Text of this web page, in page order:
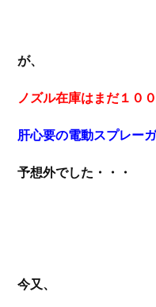
が、
ノズル在庫はまだ１０
肝心要の電動スプレー
予想外でした・・・
今又、